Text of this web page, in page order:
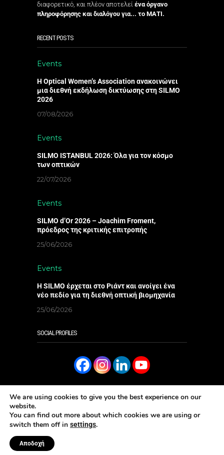
διαφορετικό, και πλέον αποτελεί ένα όργανο
πληροφόρησης και διαλόγου για... το ΜΑΤΙ.
RECENT POSTS
Events
Η Optical Women’s Association ανακοινώνει
μια διεθνή εκδήλωση δικτύωσης στη SILMO
2026
07/08/2026
Events
SILMO ISTANBUL 2026: Όλα για τον κόσμο
των οπτικών
22/07/2026
Events
SILMO d’Or 2026 – Joachim Froment,
πρόεδρος της κριτικής επιτροπής
25/06/2026
Events
Η SILMO έρχεται στο Ριάντ και ανοίγει ένα
νέο πεδίο για τη διεθνή οπτική βιομηχανία
25/06/2026
SOCIAL PROFILES
SUBSCRIBE ΔΙΑΒΑΣΤΕ ΤΟ ONLINE
Aρ. ΓΕΜΗ: 006096301000 - Copyright 2023 Eye Magazine
We are using cookies to give you the best experience on our
website.
You can find out more about which cookies we are using or
switch them off in settings.
Αποδοχή